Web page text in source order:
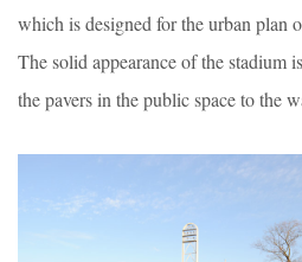
which is designed for the urban plan
The solid appearance of the stadium
the pavers in the public space to the